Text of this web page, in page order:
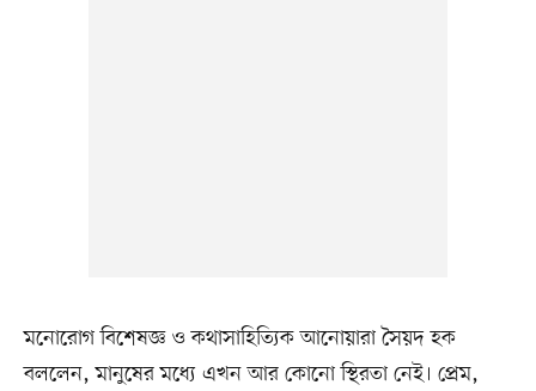
মনোরোগ বিশেষজ্ঞ ও কথাসাহিত্যিক আনোয়ারা সৈয়দ হক
বললেন, মানুষের মধ্যে এখন আর কোনো স্থিরতা নেই। প্রেম,